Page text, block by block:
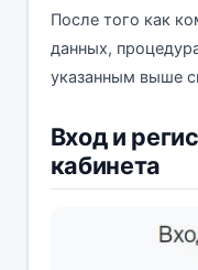
После того как
данных,
указанным выше
Вход и
кабинета